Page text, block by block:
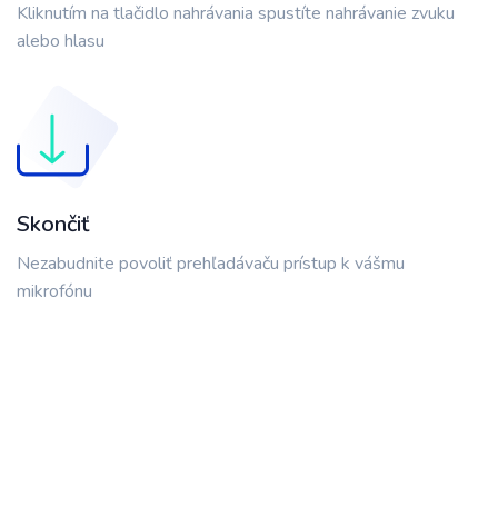
Kliknutím na tlačidlo nahrávania spustíte nahrávanie zvuku
alebo hlasu
Skončiť
Nezabudnite povoliť prehľadávaču prístup k vášmu
mikrofónu